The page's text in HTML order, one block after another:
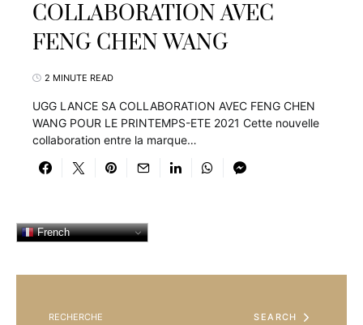
COLLABORATION AVEC
FENG CHEN WANG
2 MINUTE READ
UGG LANCE SA COLLABORATION AVEC FENG CHEN
WANG POUR LE PRINTEMPS-ETE 2021 Cette nouvelle
collaboration entre la marque…
French
SEARCH